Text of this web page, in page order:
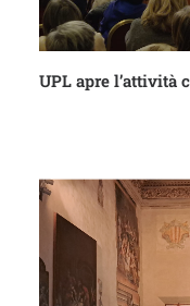
UPL apre l’attività